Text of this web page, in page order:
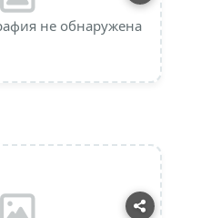
не обнаружена